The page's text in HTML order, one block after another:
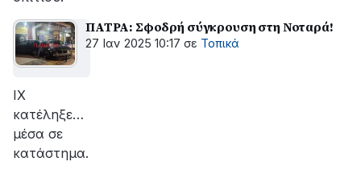
ΠΑΤΡΑ: Σφοδρή σύγκρουση στη Νοταρά!
27 Ιαν 2025 10:17 σε Τοπικά
ΙΧ
κατέληξε…
μέσα σε
κατάστημα.